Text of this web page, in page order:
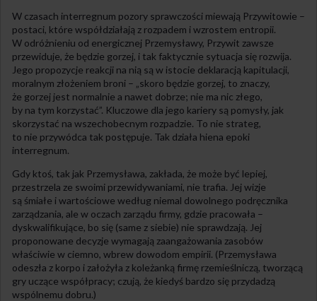
W czasach interregnum pozory sprawczości miewają Przywitowie –
postaci, które współdziałają z rozpadem i wzrostem entropii.
W odróżnieniu od energicznej Przemysławy, Przywit zawsze
przewiduje, że będzie gorzej, i tak faktycznie sytuacja się rozwija.
Jego propozycje reakcji na nią są w istocie deklaracją kapitulacji,
moralnym złożeniem broni – „skoro będzie gorzej, to znaczy,
że gorzej jest normalnie a nawet dobrze; nie ma nic złego,
by na tym korzystać”. Kluczowe dla jego kariery są pomysły, jak
skorzystać na wszechobecnym rozpadzie. To nie strateg,
to nie przywódca tak postępuje. Tak działa hiena epoki
interregnum.
Gdy ktoś, tak jak Przemysława, zakłada, że może być lepiej,
przestrzela ze swoimi przewidywaniami, nie trafia. Jej wizje
są śmiałe i wartościowe według niemal dowolnego podręcznika
zarządzania, ale w oczach zarządu firmy, gdzie pracowała –
dyskwalifikujące, bo się (same z siebie) nie sprawdzają. Jej
proponowane decyzje wymagają zaangażowania zasobów
właściwie w ciemno, wbrew dowodom empirii. (Przemysława
odeszła z korpo i założyła z koleżanką firmę rzemieślniczą, tworzącą
gry uczące współpracy; czują, że kiedyś bardzo się przydadzą
wspólnemu dobru.)